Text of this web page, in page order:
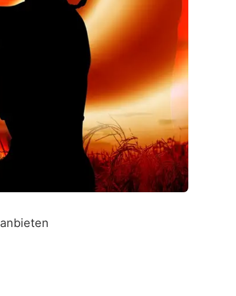
anbieten